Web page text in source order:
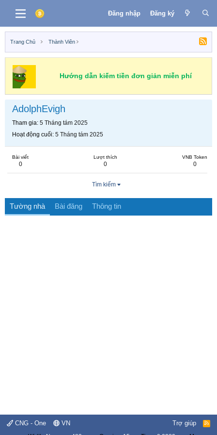
Đăng nhập Đăng ký
Trang Chủ Thành Viên
Hướng dẫn kiếm tiền đơn giản miễn phí
AdolphEvigh
Tham gia 5 Tháng tám 2025
Hoạt động cuối 5 Tháng tám 2025
Bài viết
0
Lượt thích
0
VNB Token
0
Tìm kiếm
Tường nhà Bài đăng Thông tin
CNG - One VN Trợ giúp
R